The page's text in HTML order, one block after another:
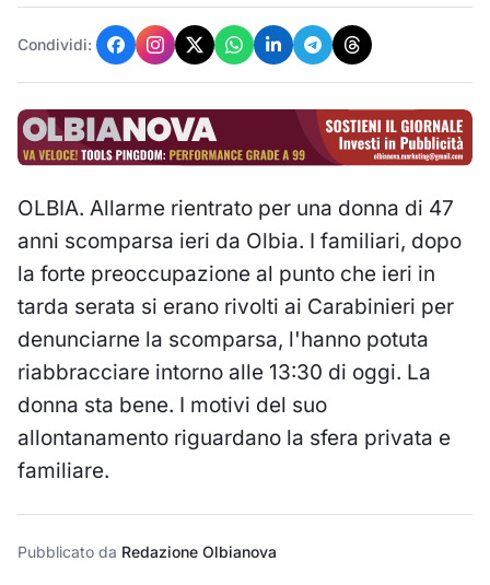
Condividi:
OLBIA. Allarme rientrato per una donna di 47
anni scomparsa ieri da Olbia. I familiari, dopo
la forte preoccupazione al punto che ieri in
tarda serata si erano rivolti ai Carabinieri per
denunciarne la scomparsa, l'hanno potuta
riabbracciare intorno alle 13:30 di oggi. La
donna sta bene. I motivi del suo
allontanamento riguardano la sfera privata e
familiare.
Pubblicato da Redazione Olbianova